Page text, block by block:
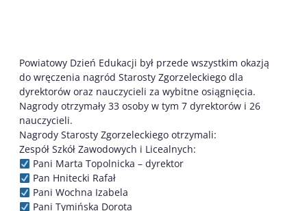
Powiatowy Dzień Edukacji był przede wszystkim okazją
do wręczenia nagród Starosty Zgorzeleckiego dla
dyrektorów oraz nauczycieli za wybitne osiągnięcia.
Nagrody otrzymały 33 osoby w tym 7 dyrektorów i 26
nauczycieli.
Nagrody Starosty Zgorzeleckiego otrzymali:
Zespół Szkół Zawodowych i Licealnych:
Pani Marta Topolnicka – dyrektor
Pan Hnitecki Rafał
Pani Wochna Izabela
Pani Tymińska Dorota